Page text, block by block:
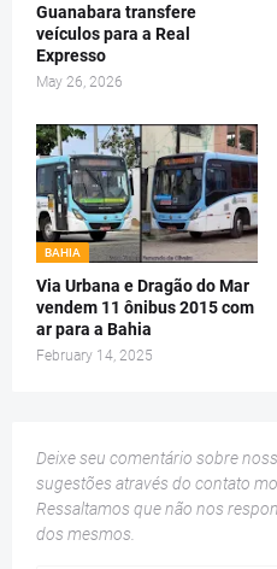
Guanabara transfere
veículos para a Real
Expresso
May 26, 2026
BAHIA
Via Urbana e Dragão do Mar
vendem 11 ônibus 2015 com
ar para a Bahia
February 14, 2025
Deixe seu comentário sobre
sugestões através do contato
Ressaltamos que não nos
dos mesmos.